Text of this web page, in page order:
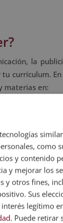
la
tu currículum.
materias en:
perfil
como
y contenido
y mejorar los
y otros fines,
Sus
legítimo
. Puede retirar